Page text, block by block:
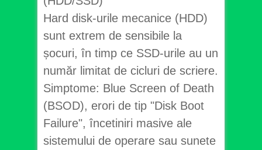
Hard disk-urile mecanice (HDD)
sunt extrem de sensibile la
șocuri, în timp ce SSD-urile au un
număr limitat de cicluri de scriere.
Simptome: Blue Screen of Death
(BSOD), erori de tip "Disk Boot
Failure", încetiniri masive ale
sistemului de operare sau sunete